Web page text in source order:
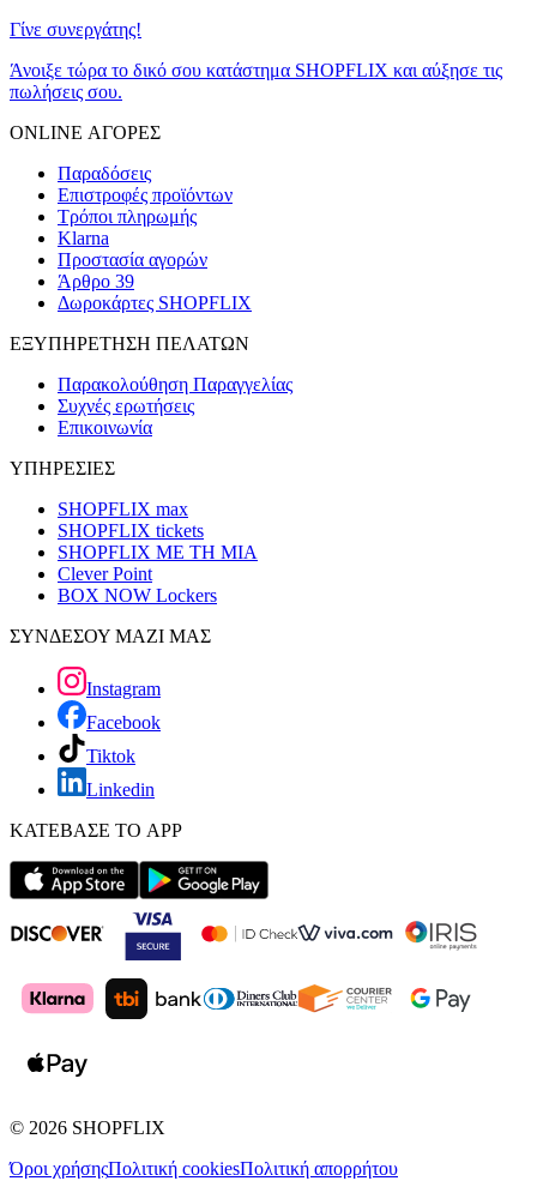
Γίνε συνεργάτης!
Άνοιξε τώρα το δικό σου κατάστημα SHOPFLIX και αύξησε τις
πωλήσεις σου.
ONLINE ΑΓΟΡΕΣ
Παραδόσεις
Επιστροφές προϊόντων
Τρόποι πληρωμής
Klarna
Προστασία αγορών
Άρθρο 39
Δωροκάρτες SHOPFLIX
ΕΞΥΠΗΡΕΤΗΣΗ ΠΕΛΑΤΩΝ
Παρακολούθηση Παραγγελίας
Συχνές ερωτήσεις
Επικοινωνία
ΥΠΗΡΕΣΙΕΣ
SHOPFLIX max
SHOPFLIX tickets
SHOPFLIX ΜΕ ΤΗ ΜΙΑ
Clever Point
BOX NOW Lockers
ΣΥΝΔΕΣΟΥ ΜΑΖΙ ΜΑΣ
Instagram
Facebook
Tiktok
Linkedin
ΚΑΤΕΒΑΣΕ ΤΟ APP
© 2026 SHOPFLIX
Όροι χρήσηςΠολιτική cookiesΠολιτική απορρήτου